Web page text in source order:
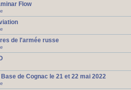
Flow
de l'armée russe
de Cognac le 21 et 22 mai 2022